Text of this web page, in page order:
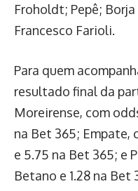
Froholdt; Pepê;
Francesco Farioli.
Para quem
resultado final da
Moreirense, com
na Bet 365; Empate,
e 5.75 na Bet 365; e
Betano e 1.28 na Bet